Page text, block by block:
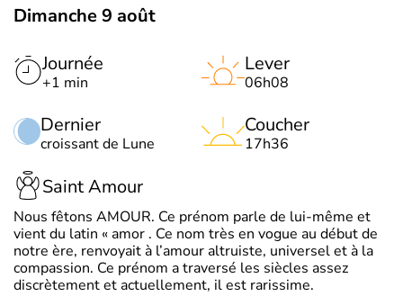
Dimanche 9 août
Journée
+1 min
Dernier
croissant de Lune
Lever
06h08
Coucher
17h36
Saint Amour
Nous fêtons AMOUR. Ce prénom parle de lui-même et
vient du latin « amor . Ce nom très en vogue au début de
notre ère, renvoyait à l’amour altruiste, universel et à la
compassion. Ce prénom a traversé les siècles assez
discrètement et actuellement, il est rarissime.